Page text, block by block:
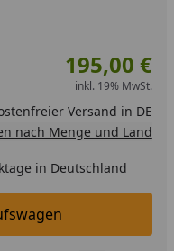
eingeben
um eins erhöhen
195,00 €
inkl. 19% MwSt.
Versand in DE
nach Menge und Land
in Deutschland
Einkaufswagen legen